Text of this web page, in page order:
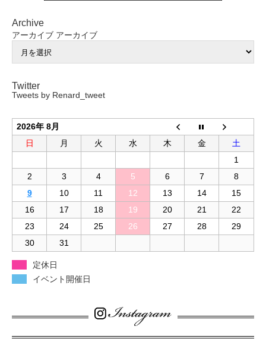
Archive
アーカイブ アーカイブ
Twitter
Tweets by Renard_tweet
2026年 8月
日
月 火 水 木 金
土
1
2
3 4 5 6 7
8
9
10 11 12 13 14
15
16
17 18 19 20 21
22
23
24 25 26 27 28
29
30
31
定休日
イベント開催日